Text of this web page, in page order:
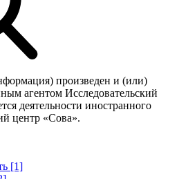
произведен и (или)
агентом Исследовательский
деятельности иностранного
центр «Сова».
[1]